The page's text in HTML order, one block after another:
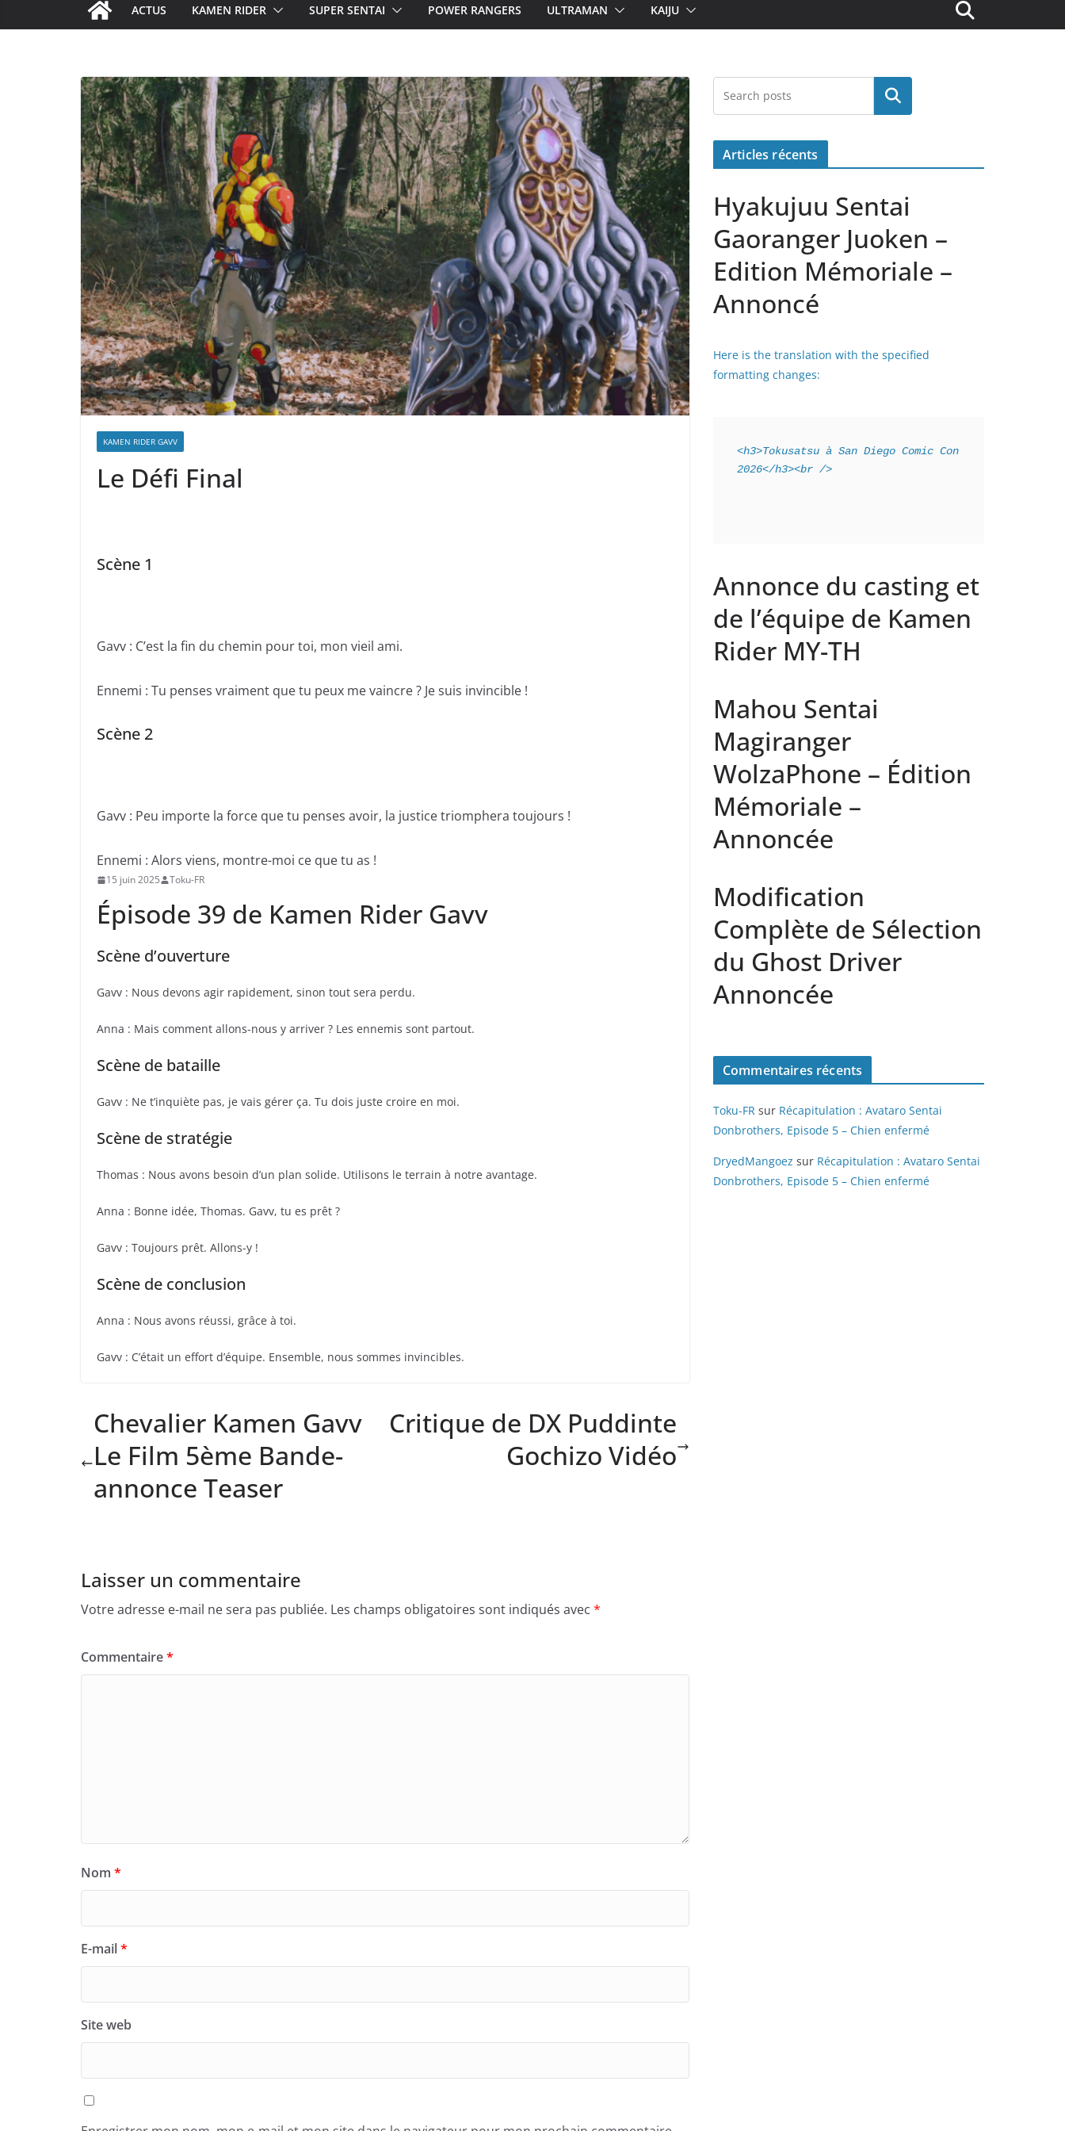
ACTUS KAMEN RIDER SUPER SENTAI POWER RANGERS ULTRAMAN KAIJU
KAMEN RIDER GAVV
Le Défi Final
Scène 1
Gavv : C’est la fin du chemin pour toi, mon vieil ami.
Ennemi : Tu penses vraiment que tu peux me vaincre ? Je suis invincible !
Scène 2
Gavv : Peu importe la force que tu penses avoir, la justice triomphera toujours !
Ennemi : Alors viens, montre-moi ce que tu as !
15 juin 2025 Toku-FR
Épisode 39 de Kamen Rider Gavv
Scène d’ouverture
Gavv : Nous devons agir rapidement, sinon tout sera perdu.
Anna : Mais comment allons-nous y arriver ? Les ennemis sont partout.
Scène de bataille
Gavv : Ne t’inquiète pas, je vais gérer ça. Tu dois juste croire en moi.
Scène de stratégie
Thomas : Nous avons besoin d’un plan solide. Utilisons le terrain à notre avantage.
Anna : Bonne idée, Thomas. Gavv, tu es prêt ?
Gavv : Toujours prêt. Allons-y !
Scène de conclusion
Anna : Nous avons réussi, grâce à toi.
Gavv : C’était un effort d’équipe. Ensemble, nous sommes invincibles.
Chevalier Kamen Gavv
Le Film 5ème Bande-
annonce Teaser
Critique de DX Puddinte
Gochizo Vidéo
Laisser un commentaire
Votre adresse e-mail ne sera pas publiée. Les champs obligatoires sont indiqués avec *
Commentaire*
Nom *
E-mail*
Site web
Rechercher
Articles récents
Hyakujuu Sentai
Gaoranger Juoken –
Edition Mémoriale –
Annoncé
Here is the translation with the specified
formatting changes:
<h3>Tokusatsu à San Diego Comic Con
2026</h3><br />
Annonce du casting et
de l’équipe de Kamen
Rider MY-TH
Mahou Sentai
Magiranger
WolzaPhone – Édition
Mémoriale –
Annoncée
Modification
Complète de Sélection
du Ghost Driver
Annoncée
Commentaires récents
Toku-FR sur Récapitulation : Avataro Sentai
Donbrothers, Episode 5 – Chien enfermé
DryedMangoez sur Récapitulation : Avataro Sentai
Donbrothers, Episode 5 – Chien enfermé